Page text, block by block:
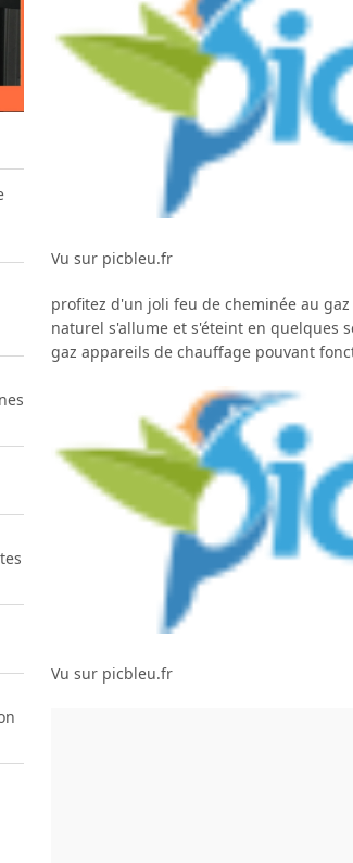
Vu sur picbleu.fr
profitez d'un joli feu de cheminée au
naturel s'allume et s'éteint en quelques
gaz appareils de chauffage pouvant
Vu sur picbleu.fr